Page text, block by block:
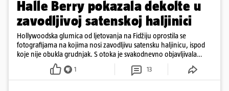
Halle Berry pokazala dekolte u
zavodljivoj satenskoj haljinici
Hollywoodska glumica od ljetovanja na Fidžiju oprostila se
fotografijama na kojima nosi zavodljivu satensku haljinicu, ispod
koje nije obukla grudnjak. S otoka je svakodnevno objavljivala
fotografije u kupaćem
1 13